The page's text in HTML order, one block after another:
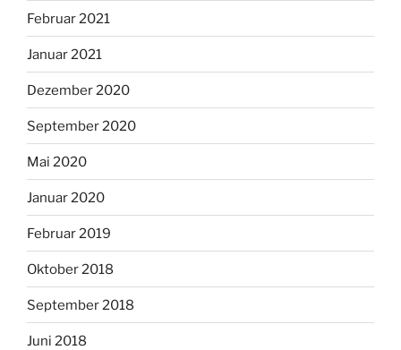
Februar 2021
Januar 2021
Dezember 2020
September 2020
Mai 2020
Januar 2020
Februar 2019
Oktober 2018
September 2018
Juni 2018